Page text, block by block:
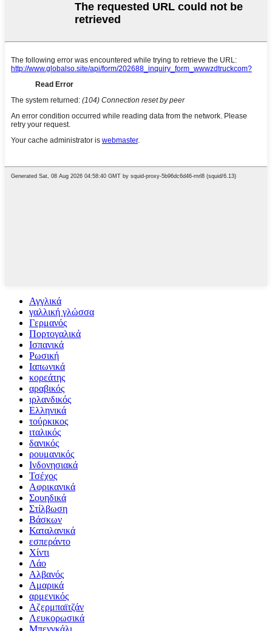
Αγγλικά
γαλλική γλώσσα
Γερμανός
Πορτογαλικά
Ισπανικά
Ρωσική
Ιαπωνικά
κορεάτης
αραβικός
ιρλανδικός
Ελληνικά
τούρκικος
ιταλικός
δανικός
ρουμανικός
Ινδονησιακά
Τσέχος
Αφρικανικά
Σουηδικά
Στίλβωση
Βάσκων
Καταλανικά
εσπεράντο
Χίντι
Λάο
Αλβανός
Αμαρικά
αρμενικός
Αζερμπαϊτζάν
Λευκορωσικά
Μπενγκάλι